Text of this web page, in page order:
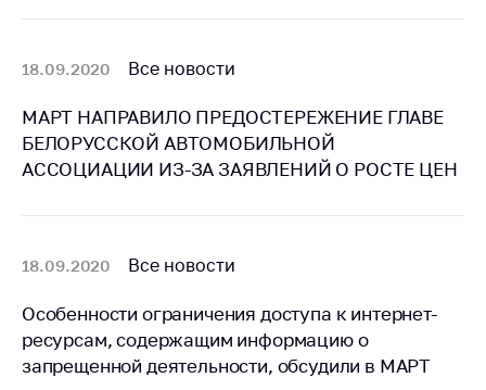
общественного
обслуживания
Обучение по
вопросам
конкурентной
политики
18.09.2020 Все новости
МАРТ НАПРАВИЛО ПРЕДОСТЕРЕЖЕНИЕ ГЛАВЕ
БЕЛОРУССКОЙ АВТОМОБИЛЬНОЙ
АССОЦИАЦИИ ИЗ-ЗА ЗАЯВЛЕНИЙ О РОСТЕ ЦЕН
18.09.2020 Все новости
Особенности ограничения доступа к интернет-
ресурсам, содержащим информацию о
запрещенной деятельности, обсудили в МАРТ